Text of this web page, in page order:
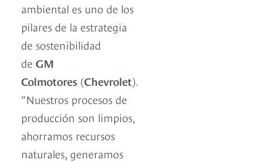
ambiental es uno de los
pilares de la estrategia
de sostenibilidad
de GM
Colmotores (Chevrolet).
“Nuestros procesos de
producción son limpios,
ahorramos recursos
naturales, generamos